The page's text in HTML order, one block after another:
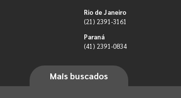
Rio de Janeiro
(21) 2391-3161
Paraná
(41) 2391-0834
Mais buscados